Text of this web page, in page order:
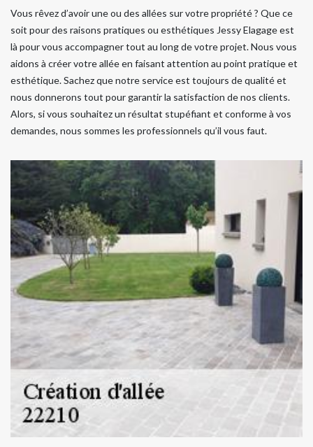
Vous rêvez d’avoir une ou des allées sur votre propriété ? Que ce
soit pour des raisons pratiques ou esthétiques Jessy Elagage est
là pour vous accompagner tout au long de votre projet. Nous vous
aidons à créer votre allée en faisant attention au point pratique et
esthétique. Sachez que notre service est toujours de qualité et
nous donnerons tout pour garantir la satisfaction de nos clients.
Alors, si vous souhaitez un résultat stupéfiant et conforme à vos
demandes, nous sommes les professionnels qu’il vous faut.